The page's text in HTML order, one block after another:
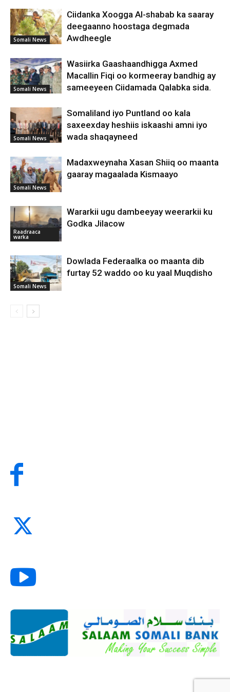
Somali News
Ciidanka Xoogga Al-shabab ka saaray
deegaanno hoostaga degmada
Awdheegle
Somali News
Wasiirka Gaashaandhigga Axmed
Macallin Fiqi oo kormeeray bandhig ay
sameeyeen Ciidamada Qalabka sida.
Somali News
Somaliland iyo Puntland oo kala
saxeexday heshiis iskaashi amni iyo
wada shaqayneed
Somali News
Madaxweynaha Xasan Shiiq oo maanta
gaaray magaalada Kismaayo
Raadraaca
warka
Wararkii ugu dambeeyay weerarkii ku
Godka Jilacow
Somali News
Dowlada Federaalka oo maanta dib
furtay 52 waddo oo ku yaal Muqdisho